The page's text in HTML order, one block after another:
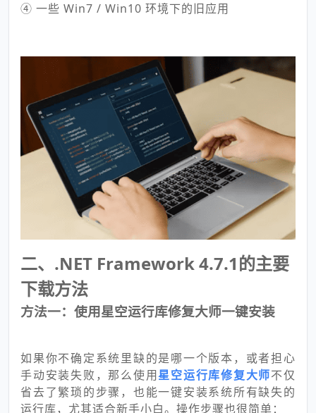
④ 一些 Win7 / Win10 环境下的旧应用
二、.NET Framework 4.7.1的主要
下载方法
方法一：使用星空运行库修复大师一键安装
如果你不确定系统里缺的是哪一个版本，或者担心
手动安装失败，那么使用星空运行库修复大师不仅
省去了繁琐的步骤，也能一键安装系统所有缺失的
运行库，尤其适合新手小白。操作步骤也很简单：